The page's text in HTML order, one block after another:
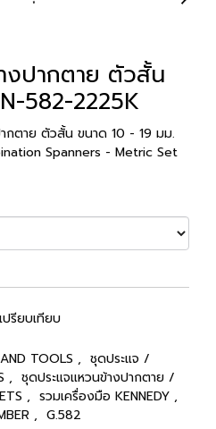
งปากตาย ตัวสั้น
582-2225K
กตาย ตัวสั้น ขนาด 10 - 19 มม.
Spanners - Metric Set
เปรียบเทียบ
TOOLS , ชุดประแจ /
, ชุดประแจแหวนข้างปากตาย /
, รวมเครื่องมือ KENNEDY ,
, G.582